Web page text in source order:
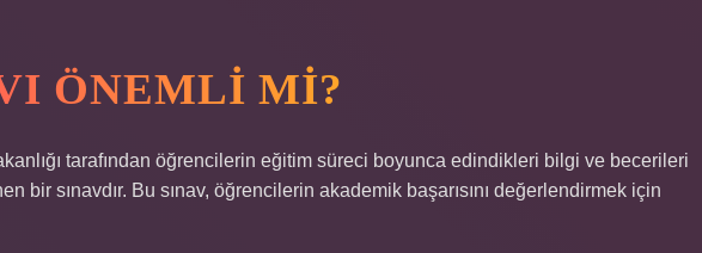
ÖNEMLI MI?
tarafından öğrencilerin eğitim süreci boyunca edindikleri bilgi ve becerileri
bir sınavdır. Bu sınav, öğrencilerin akademik başarısını değerlendirmek için